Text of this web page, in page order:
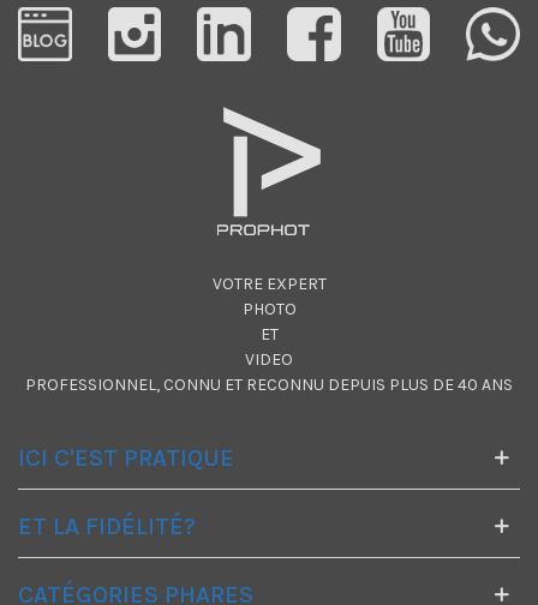
VOTRE EXPERT
PHOTO
ET
VIDEO
PROFESSIONNEL, CONNU ET RECONNU DEPUIS PLUS DE 40 ANS
ICI C'EST PRATIQUE
ET LA FIDÉLITÉ?
CATÉGORIES PHARES